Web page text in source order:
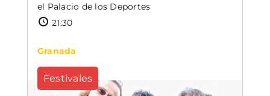
el Palacio de los Deportes
21:30
Granada
Festivales